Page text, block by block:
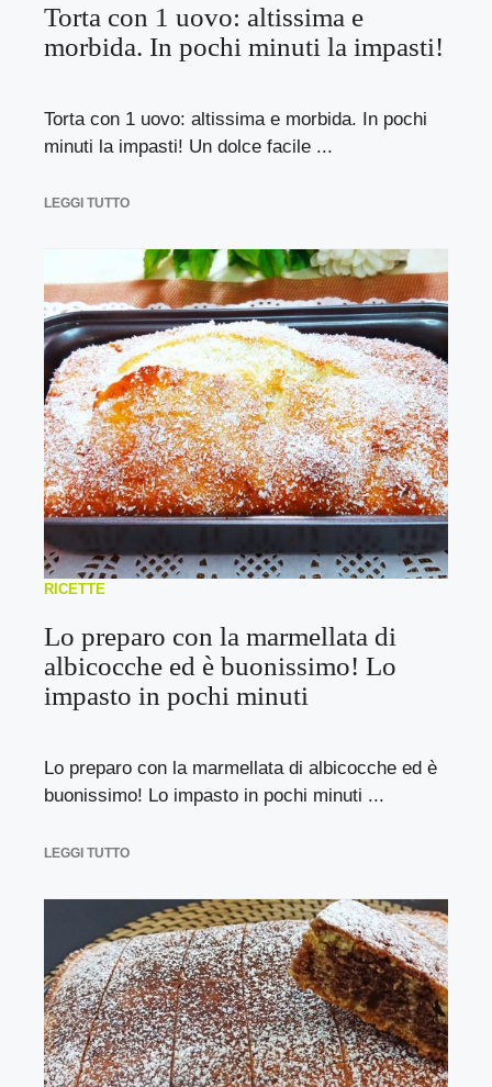
Torta con 1 uovo: altissima e
morbida. In pochi minuti la impasti!
Torta con 1 uovo: altissima e morbida. In pochi
minuti la impasti! Un dolce facile ...
LEGGI TUTTO
RICETTE
Lo preparo con la marmellata di
albicocche ed è buonissimo! Lo
impasto in pochi minuti
Lo preparo con la marmellata di albicocche ed è
buonissimo! Lo impasto in pochi minuti ...
LEGGI TUTTO